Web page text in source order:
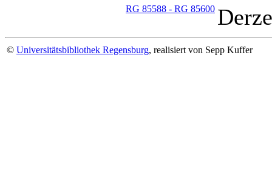
RG 85588 - RG 85600
© Universitätsbibliothek Regensburg, realisiert von Sepp Kuffer